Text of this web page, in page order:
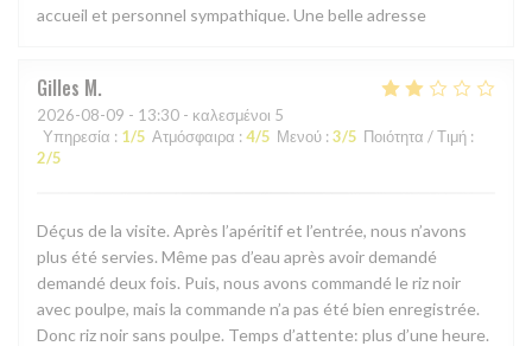
accueil et personnel sympathique. Une belle adresse
Gilles M
2026-08-09 - 13:30 - καλεσμένοι 5
Υπηρεσία : 1/5 Ατμόσφαιρα : 4/5 Μενού : 3/5 Ποιότητα / Τιμή :
2/5
Déçus de la visite. Après l’apéritif et l’entrée, nous n’avons
plus été servies. Même pas d’eau après avoir demandé
demandé deux fois. Puis, nous avons commandé le riz noir
avec poulpe, mais la commande n’a pas été bien enregistrée.
Donc riz noir sans poulpe. Temps d’attente: plus d’une heure.